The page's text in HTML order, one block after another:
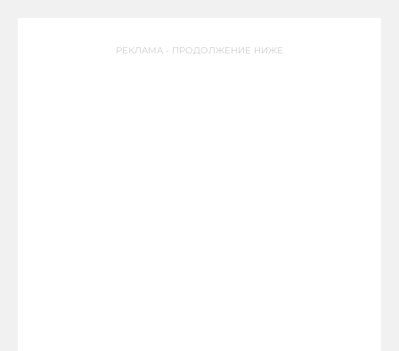
РЕКЛАМА - ПРОДОЛЖЕНИЕ НИЖЕ